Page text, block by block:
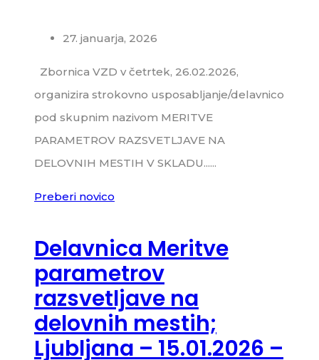
27. januarja, 2026
Zbornica VZD v četrtek, 26.02.2026,
organizira strokovno usposabljanje/delavnico
pod skupnim nazivom MERITVE
PARAMETROV RAZSVETLJAVE NA
DELOVNIH MESTIH V SKLADU......
Preberi novico
Delavnica Meritve
parametrov
razsvetljave na
delovnih mestih;
Ljubljana – 15.01.2026 –